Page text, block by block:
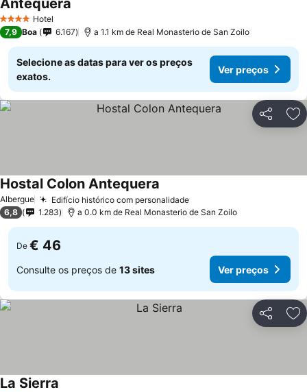
4 EstrelasHotel
Antequera
7,9 Boa 6.167 a 1.1 km de Real Monasterio de San Zoilo
Selecione as datas para ver os preços
exatos.
Ver preços
Partilhar
Albergue Edifício histórico com personalidadeVer preços
Hostal Colon Antequera
6,8 1.283 a 0.0 km de Real Monasterio de San Zoilo
De € 46
Consulte os preços de 13 sites Ver preços
Partilhar
La Sierra